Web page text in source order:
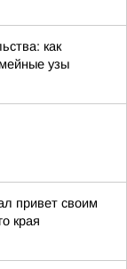
как
узы
привет своим
края